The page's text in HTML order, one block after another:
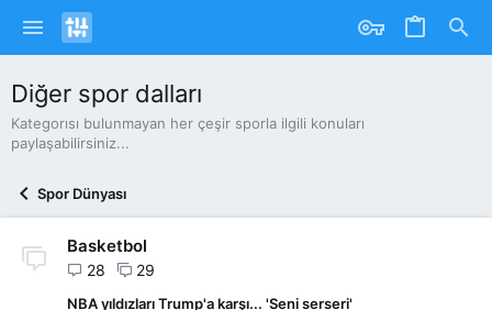
Diğer spor dalları
Kategorısı bulunmayan her çeşir sporla ilgili konuları
paylaşabilirsiniz...
Spor Dünyası
Basketbol
28 29
NBA yıldızları Trump'a karşı... 'Seni serseri'